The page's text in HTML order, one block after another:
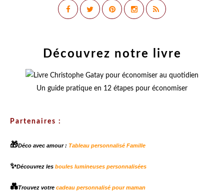
Découvrez notre livre
Un guide pratique en 12 étapes pour économiser
Partenaires :
🎁Déco avec amour : Tableau personnalisé Famille
✨Découvrez les boules lumineuses personnalisées
💑Trouvez votre cadeau personnalisé pour maman